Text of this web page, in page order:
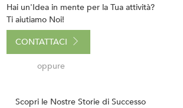
Hai un'Idea in mente per la Tua attività?
Ti aiutiamo Noi!
CONTATTACI
oppure
Scopri le Nostre Storie di Successo